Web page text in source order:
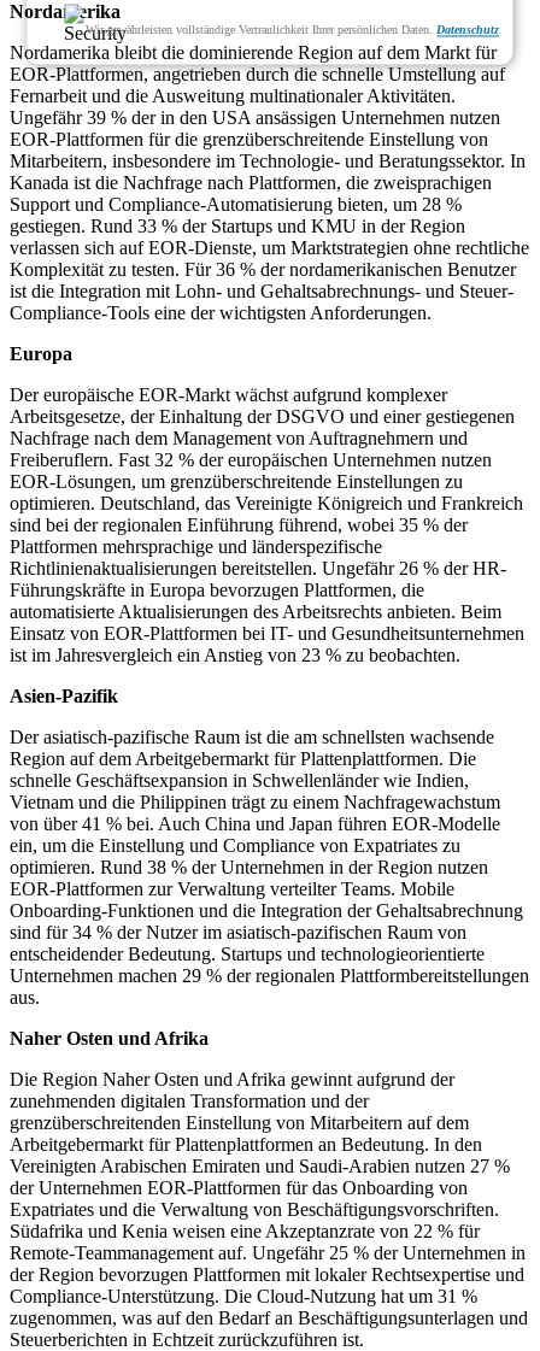
Wir gewährleisten vollständige Vertraulichkeit Ihrer persönlichen Daten.Datenschutz
Nordamerika
Nordamerika bleibt die dominierende Region auf dem Markt für
EOR-Plattformen, angetrieben durch die schnelle Umstellung auf
Fernarbeit und die Ausweitung multinationaler Aktivitäten.
Ungefähr 39 % der in den USA ansässigen Unternehmen nutzen
EOR-Plattformen für die grenzüberschreitende Einstellung von
Mitarbeitern, insbesondere im Technologie- und Beratungssektor. In
Kanada ist die Nachfrage nach Plattformen, die zweisprachigen
Support und Compliance-Automatisierung bieten, um 28 %
gestiegen. Rund 33 % der Startups und KMU in der Region
verlassen sich auf EOR-Dienste, um Marktstrategien ohne rechtliche
Komplexität zu testen. Für 36 % der nordamerikanischen Benutzer
ist die Integration mit Lohn- und Gehaltsabrechnungs- und Steuer-
Compliance-Tools eine der wichtigsten Anforderungen.
Europa
Der europäische EOR-Markt wächst aufgrund komplexer
Arbeitsgesetze, der Einhaltung der DSGVO und einer gestiegenen
Nachfrage nach dem Management von Auftragnehmern und
Freiberuflern. Fast 32 % der europäischen Unternehmen nutzen
EOR-Lösungen, um grenzüberschreitende Einstellungen zu
optimieren. Deutschland, das Vereinigte Königreich und Frankreich
sind bei der regionalen Einführung führend, wobei 35 % der
Plattformen mehrsprachige und länderspezifische
Richtlinienaktualisierungen bereitstellen. Ungefähr 26 % der HR-
Führungskräfte in Europa bevorzugen Plattformen, die
automatisierte Aktualisierungen des Arbeitsrechts anbieten. Beim
Einsatz von EOR-Plattformen bei IT- und Gesundheitsunternehmen
ist im Jahresvergleich ein Anstieg von 23 % zu beobachten.
Asien-Pazifik
Der asiatisch-pazifische Raum ist die am schnellsten wachsende
Region auf dem Arbeitgebermarkt für Plattenplattformen. Die
schnelle Geschäftsexpansion in Schwellenländer wie Indien,
Vietnam und die Philippinen trägt zu einem Nachfragewachstum
von über 41 % bei. Auch China und Japan führen EOR-Modelle
ein, um die Einstellung und Compliance von Expatriates zu
optimieren. Rund 38 % der Unternehmen in der Region nutzen
EOR-Plattformen zur Verwaltung verteilter Teams. Mobile
Onboarding-Funktionen und die Integration der Gehaltsabrechnung
sind für 34 % der Nutzer im asiatisch-pazifischen Raum von
entscheidender Bedeutung. Startups und technologieorientierte
Unternehmen machen 29 % der regionalen Plattformbereitstellungen
aus.
Naher Osten und Afrika
Die Region Naher Osten und Afrika gewinnt aufgrund der
zunehmenden digitalen Transformation und der
grenzüberschreitenden Einstellung von Mitarbeitern auf dem
Arbeitgebermarkt für Plattenplattformen an Bedeutung. In den
Vereinigten Arabischen Emiraten und Saudi-Arabien nutzen 27 %
der Unternehmen EOR-Plattformen für das Onboarding von
Expatriates und die Verwaltung von Beschäftigungsvorschriften.
Südafrika und Kenia weisen eine Akzeptanzrate von 22 % für
Remote-Teammanagement auf. Ungefähr 25 % der Unternehmen in
der Region bevorzugen Plattformen mit lokaler Rechtsexpertise und
Compliance-Unterstützung. Die Cloud-Nutzung hat um 31 %
zugenommen, was auf den Bedarf an Beschäftigungsunterlagen und
Steuerberichten in Echtzeit zurückzuführen ist.